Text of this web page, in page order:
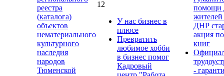
реестра
(каталога)
объектов
нематериального
культурного
наследия
народов
Тюменской
12
У нас бизнес в
плюсе
Превратить
любимое хобби
в бизнес помог
Кадровый
помощи
ДНР
акция
книг
-